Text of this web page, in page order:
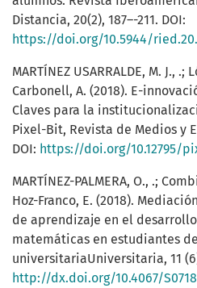
Distancia, 20(2), 187–-211. DOI:
https://doi.org/10.5944/
MARTÍNEZ USARRALDE, M. J.,
Carbonell, A. (2018). E-
Claves para la
Pixel-Bit, Revista de Medios y
DOI: https://doi.org/10.12795/
MARTÍNEZ-PALMERA, O., .;
Hoz-Franco, E. (2018).
de aprendizaje en el
matemáticas en estudiantes
universitariaUniversitaria, 11
http://dx.doi.org/10.4067/